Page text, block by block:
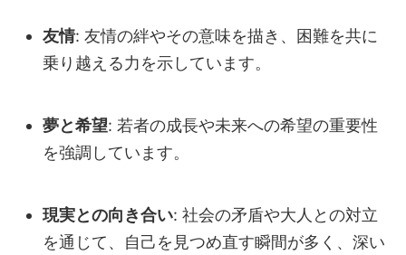
友情: 友情の絆やその意味を描き、困難を共に
乗り越える力を示しています。
夢と希望: 若者の成長や未来への希望の重要性
を強調しています。
現実との向き合い: 社会の矛盾や大人との対立
を通じて、自己を見つめ直す瞬間が多く、深い